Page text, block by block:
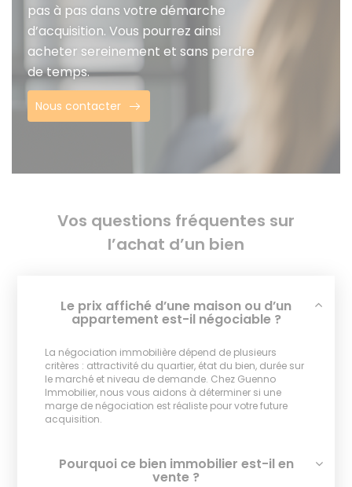
pas à pas dans votre démarche
d’acquisition. Vous pourrez ainsi
acheter sereinement et sans perdre
de temps.
Nous contacter
Vos questions fréquentes sur
l’achat d’un bien
Le prix affiché d’une maison ou d’un
appartement est-il négociable ?
La négociation immobilière dépend de plusieurs
critères : attractivité du quartier, état du bien, durée sur
le marché et niveau de demande. Chez Guenno
Immobilier, nous vous aidons à déterminer si une
marge de négociation est réaliste pour votre future
acquisition.
Pourquoi ce bien immobilier est-il en
vente ?